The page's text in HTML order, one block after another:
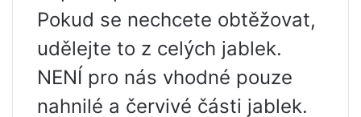
Pokud se nechcete obtěžovat,
udělejte to z celých jablek.
NENÍ pro nás vhodné pouze
nahnilé a červivé části jablek.